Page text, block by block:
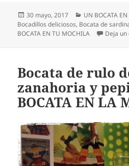
Publicado
el
30 mayo, 2017 Categorías
UN BOCATA
Bocadillos deliciosos, Bocata de
BOCATA EN TU MOCHILA
Deja
Bocata de rulo
zanahoria y
BOCATA EN LA